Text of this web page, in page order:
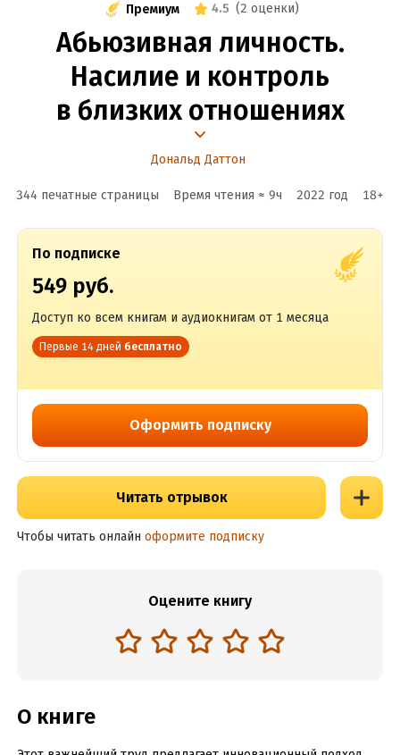
Премиум 4.5 (2 оценки)
Абьюзивная личность.
Насилие и контроль
в близких отношениях
Дональд Даттон
344 печатные страницы Время чтения ≈ 9ч 2022 год 18+
По подписке
549 руб.
Доступ ко всем книгам и аудиокнигам от 1 месяца
Первые 14 дней бесплатно
Оформить подписку
Читать отрывок
Чтобы читать онлайн оформите подписку
Оцените книгу
О книге